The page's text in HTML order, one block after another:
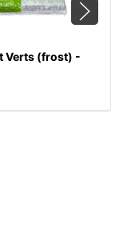
Verts (frost) -